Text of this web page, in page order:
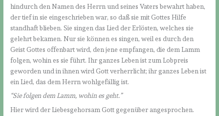
hindurch den Namen des Herrn und seines Vaters bewahrt haben,
der tief in sie eingeschrieben war, so daß sie mit Gottes Hilfe
standhaft blieben. Sie singen das Lied der Erlösten, welches sie
gelehrt bekamen. Nur sie können es singen, weil es durch den
Geist Gottes offenbart wird, den jene empfangen, die dem Lamm
folgen, wohin es sie führt. Ihr ganzes Leben ist zum Lobpreis
geworden und in ihnen wird Gott verherrlicht; ihr ganzes Leben ist
ein Lied, das dem Herrn wohlgefällig ist.
“Sie folgen dem Lamm, wohin es geht.”
Hier wird der Liebesgehorsam Gott gegenüber angesprochen.